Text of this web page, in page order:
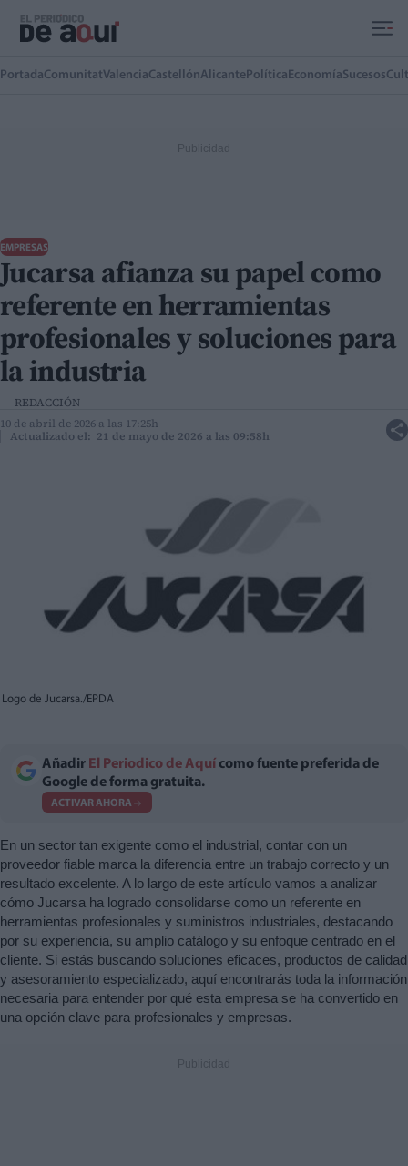
PortadaComunitatValenciaCastellónAlicante Política EconomíaSucesos
EMPRESAS
Jucarsa afianza su papel como
referente en herramientas
profesionales y soluciones para
la industria
REDACCIÓN
10 de abril de 2026 a las 17:25h
Actualizado el: 21 de mayo de 2026 a las 09:58h
Logo de Jucarsa./EPDA
Añadir El Periodico de Aquí como fuente preferida de
Google de forma gratuita.
ACTIVAR AHORA
En un sector tan exigente como el industrial, contar con un
proveedor fiable marca la diferencia entre un trabajo correcto y un
resultado excelente. A lo largo de este artículo vamos a analizar
cómo Jucarsa ha logrado consolidarse como un referente en
herramientas profesionales y suministros industriales, destacando
por su experiencia, su amplio catálogo y su enfoque centrado en el
cliente. Si estás buscando soluciones eficaces, productos de calidad
y asesoramiento especializado, aquí encontrarás toda la información
necesaria para entender por qué esta empresa se ha convertido en
una opción clave para profesionales y empresas.